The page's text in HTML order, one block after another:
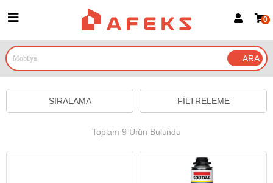
Google İle Bağlan
0
FILTRELEME
SIRALAMA
Toplam 9 Ürün Bulundu